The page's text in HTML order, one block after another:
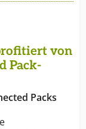
von
Pack-
Packs